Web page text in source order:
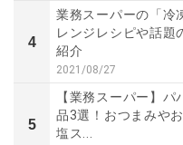
4
業務スーパーの「冷
レンジレシピや話題
紹介
2021/08/27
5
【業務スーパー】
品3選！おつまみや
塩ス...